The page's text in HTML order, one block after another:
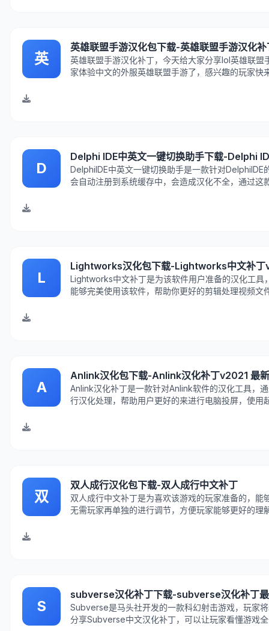
英
英雄联盟手游汉化包下载-英雄联盟手游汉化
英雄联盟手游汉化补丁，今天给大家分享lol英雄联
家体验中文的外服英雄联盟手游了，感兴趣的玩家快
D
Delphi IDE中英文一键切换助手下载-Delphi
DelphiIDE中英文一键切换助手是一款针对
会自动注册到系统缓存中，会造成汉化不全，通过
L
Lightworks汉化包下载-Lightworks中文补丁
Lightworks中文补丁是为该软件用户准备的汉化工
能够完美使用该软件，帮助你更好的剪辑处理视频
A
Anlink汉化包下载-Anlink汉化补丁v2021 最
Anlink汉化补丁是一款针对Anlink软件的汉化工具，
行汉化处理，帮助用户更好的来进行电脑投屏，使
双
双人成行汉化包下载-双人成行中文补丁
双人成行中文补丁是为喜欢该游戏的玩家准备的，
无需玩家再单独的进行调节，方便玩家能够更好的
S
subverse汉化补丁下载-subverse汉化补丁
Subverse是马头社开发的一款科幻射击游戏，玩家
分享Subverse中文汉化补丁，可以让玩家看懂游戏